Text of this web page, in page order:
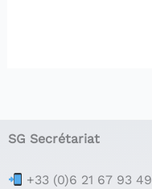
SG Secrétariat
+33 (0)6 21 67 93 49